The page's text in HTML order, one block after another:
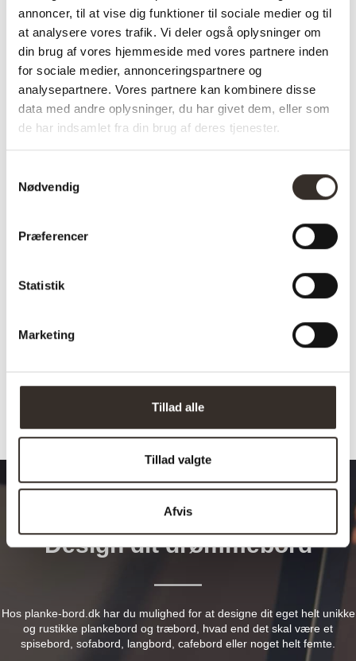
annoncer, til at vise dig funktioner til sociale medier og til
at analysere vores trafik. Vi deler også oplysninger om
din brug af vores hjemmeside med vores partnere inden
for sociale medier, annonceringspartnere og
analysepartnere. Vores partnere kan kombinere disse
data med andre oplysninger, du har givet dem, eller som
de har indsamlet fra din brug af deres tjenester.
Nødvendig
Præferencer
Statistik
Marketing
Tillad alle
Tillad valgte
Afvis
inden for 3-5 uger leverings dato fastsættes når
ordre er modtaget.
Højeste kvalitet
Dansk Design
Massiv amerikansk valnød
Levering: 3-5 uger
Har du spørgsmål til vores plankeborde, er du
963 863eller via e-mail info@planke-bord.dk
PLANKEBORD PÅ MÅL
Skriveborde
Design dit drømmebord
Hos planke-bord.dk har du mulighed for at designe dit eget helt unikke
og rustikke plankebord og træbord, hvad end det skal være et
spisebord, sofabord, langbord, cafebord eller noget helt femte.